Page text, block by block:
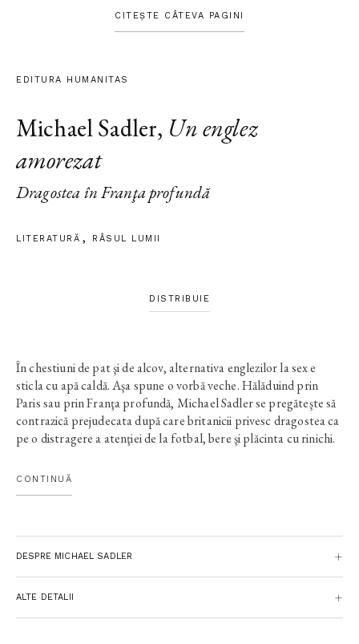
CITEȘTE CÂTEVA PAGINI
EDITURA HUMANITAS
Michael Sadler, Un englez
amorezat
Dragostea în Franţa profundă
LITERATURĂ RÂSUL LUMII
DISTRIBUIE
În chestiuni de pat şi de alcov, alternativa englezilor la sex e
sticla cu apă caldă. Aşa spune o vorbă veche. Hălăduind prin
Paris sau prin Franţa profundă, Michael Sadler se pregăteşte să
contrazică prejudecata după care britanicii privesc dragostea ca
pe o distragere a atenţiei de la fotbal, bere şi plăcinta cu rinichi.
belle française
Catherine Deneuve şi Sophie Marceau la vârsta optimă. După
e un lucru foarte mare“, chiar dacă asta înseamnă gelozie,
frustrări şi neînţelegeri.Le rosbifse visează Romeo şi se
străduieşte să pună semnul egalităţii între orgoliul falic şi cocoşul
galic. Sau invers.
CONTINUĂ
DESPRE MICHAEL SADLER
ALTE DETALII